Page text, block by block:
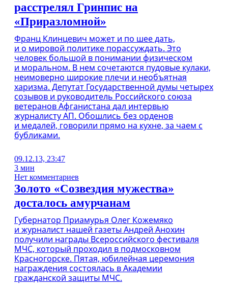
расстрелял Гринпис на
«Приразломной»
Франц Клинцевич может и по шее дать,
и о мировой политике порассуждать. Это
человек большой в понимании физическом
и моральном. В нем сочетаются пудовые кулаки,
неимоверно широкие плечи и необъятная
харизма. Депутат Государственной думы четырех
созывов и руководитель Российского союза
ветеранов Афганистана дал интервью
журналисту АП. Обошлись без орденов
и медалей, говорили прямо на кухне, за чаем с
бубликами.
09.12.13, 23:47
3 мин
Нет комментариев
Золото «Созвездия мужества»
досталось амурчанам
Губернатор Приамурья Олег Кожемяко
и журналист нашей газеты Андрей Анохин
получили награды Всероссийского фестиваля
МЧС, который проходил в подмосковном
Красногорске. Пятая, юбилейная церемония
награждения состоялась в Академии
гражданской защиты МЧС.